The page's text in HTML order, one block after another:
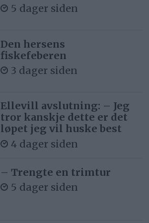
5 dager siden
Den hersens
fiskefeberen
3 dager siden
Ellevill avslutning: – Jeg
tror kanskje dette er det
løpet jeg vil huske best
4 dager siden
– Trengte en trimtur
5 dager siden